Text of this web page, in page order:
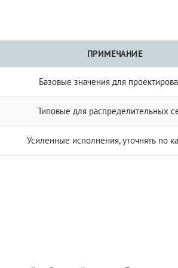
ПРИМЕЧАНИЕ
Базовые значения для
Типовые для распределительных
Усиленные исполнения, уточнять по